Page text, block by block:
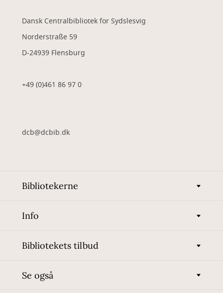
Dansk Centralbibliotek for Sydslesvig
Norderstraße 59
D-24939 Flensburg
+49 (0)461 86 97 0
dcb@dcbib.dk
Bibliotekerne
Info
Bibliotekets tilbud
Se også